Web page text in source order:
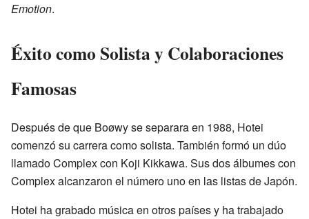
Emotion.
Éxito como Solista y Colaboraciones
Famosas
Después de que Boøwy se separara en 1988, Hotei
comenzó su carrera como solista. También formó un dúo
llamado Complex con Koji Kikkawa. Sus dos álbumes con
Complex alcanzaron el número uno en las listas de Japón.
Hotei ha grabado música en otros países y ha trabajado